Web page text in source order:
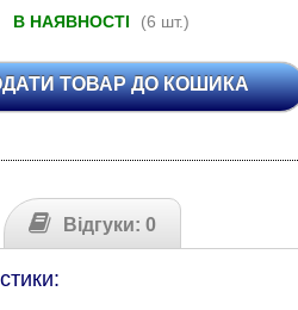
В НАЯВНОСТІ (6 шт.)
ТОВАР ДО КОШИКА
Відгуки: 0